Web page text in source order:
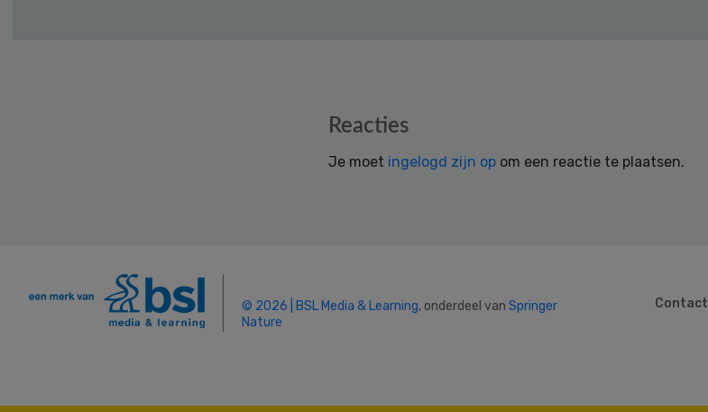
Reacties
Je moet ingelogd zijn op om een reactie te plaatsen.
© 2026 | BSL Media & Learning, onderdeel van Springer
Nature
Contact